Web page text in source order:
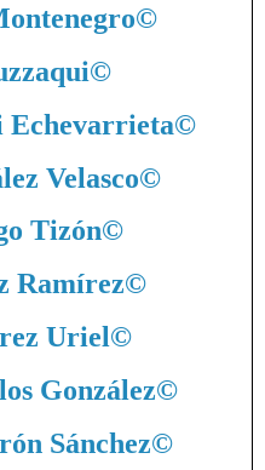
©
©
Echevarrieta©
Velasco©
Tizón©
Ramírez©
Uriel©
González©
Sánchez©